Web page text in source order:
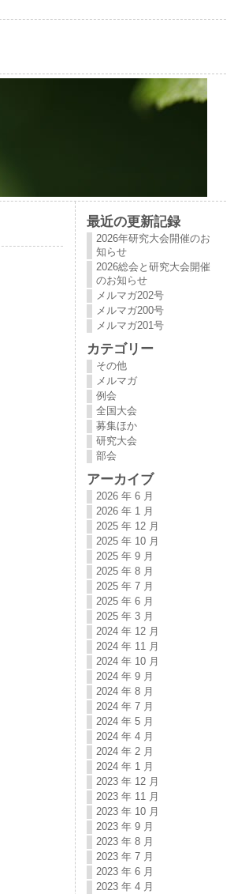
最近の更新記録
2026年研究大会開催のお
知らせ
2026総会と研究大会開催
のお知らせ
メルマガ202号
メルマガ200号
メルマガ201号
カテゴリー
その他
メルマガ
例会
全国大会
募集ほか
研究大会
部会
アーカイブ
2026 年 6 月
2026 年 1 月
2025 年 12 月
2025 年 10 月
2025 年 9 月
2025 年 8 月
2025 年 7 月
2025 年 6 月
2025 年 3 月
2024 年 12 月
2024 年 11 月
2024 年 10 月
2024 年 9 月
2024 年 8 月
2024 年 7 月
2024 年 5 月
2024 年 4 月
2024 年 2 月
2024 年 1 月
2023 年 12 月
2023 年 11 月
2023 年 10 月
2023 年 9 月
2023 年 8 月
2023 年 7 月
2023 年 6 月
2023 年 4 月